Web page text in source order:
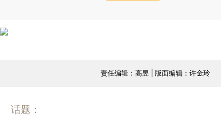
责任编辑：高昱 | 版面编辑：许金玲
话题：